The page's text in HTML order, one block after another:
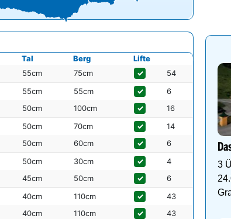
Tal Berg
Lifte
55cm 75cm ✓
54
55cm 55cm ✓
6
50cm 100cm ✓
16
50cm 70cm ✓
14
50cm 60cm ✓
6
50cm 30cm ✓
4
45cm 50cm ✓
6
40cm 110cm ✓
43
40cm 110cm ✓
43
3